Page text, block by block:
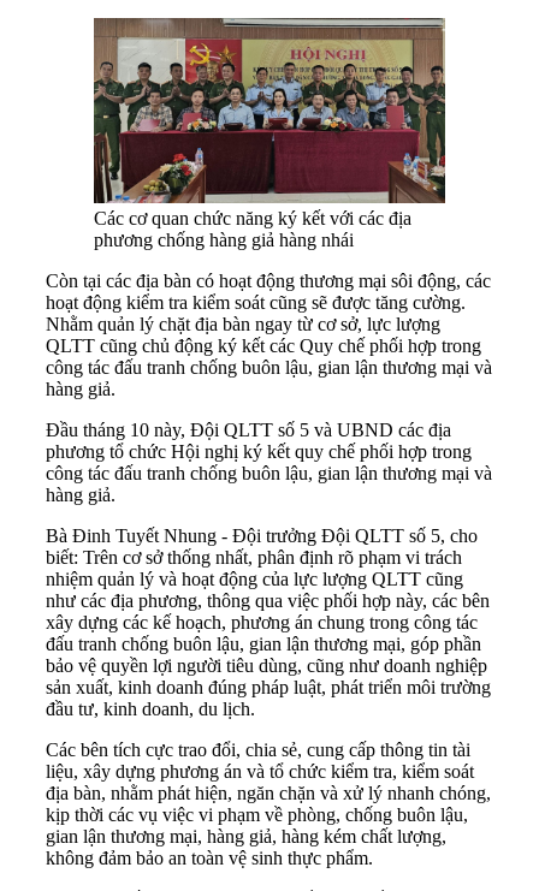
Các cơ quan chức năng ký kết với các địa
phương chống hàng giả hàng nhái
Còn tại các địa bàn có hoạt động thương mại sôi động, các
hoạt động kiểm tra kiểm soát cũng sẽ được tăng cường.
Nhằm quản lý chặt địa bàn ngay từ cơ sở, lực lượng
QLTT cũng chủ động ký kết các Quy chế phối hợp trong
công tác đấu tranh chống buôn lậu, gian lận thương mại và
hàng giả.
Đầu tháng 10 này, Đội QLTT số 5 và UBND các địa
phương tổ chức Hội nghị ký kết quy chế phối hợp trong
công tác đấu tranh chống buôn lậu, gian lận thương mại và
hàng giả.
Bà Đinh Tuyết Nhung - Đội trưởng Đội QLTT số 5, cho
biết: Trên cơ sở thống nhất, phân định rõ phạm vi trách
nhiệm quản lý và hoạt động của lực lượng QLTT cũng
như các địa phương, thông qua việc phối hợp này, các bên
xây dựng các kế hoạch, phương án chung trong công tác
đấu tranh chống buôn lậu, gian lận thương mại, góp phần
bảo vệ quyền lợi người tiêu dùng, cũng như doanh nghiệp
sản xuất, kinh doanh đúng pháp luật, phát triển môi trường
đầu tư, kinh doanh, du lịch.
Các bên tích cực trao đổi, chia sẻ, cung cấp thông tin tài
liệu, xây dựng phương án và tổ chức kiểm tra, kiểm soát
địa bàn, nhằm phát hiện, ngăn chặn và xử lý nhanh chóng,
kịp thời các vụ việc vi phạm về phòng, chống buôn lậu,
gian lận thương mại, hàng giả, hàng kém chất lượng,
không đảm bảo an toàn vệ sinh thực phẩm.